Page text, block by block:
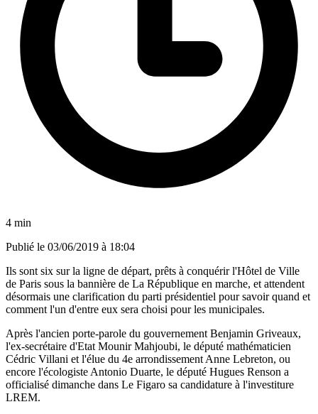
4 min
Publié le 03/06/2019 à 18:04
Ils sont six sur la ligne de départ, prêts à conquérir l'Hôtel de Ville
de Paris sous la bannière de La République en marche, et attendent
désormais une clarification du parti présidentiel pour savoir quand et
comment l'un d'entre eux sera choisi pour les municipales.
Après l'ancien porte-parole du gouvernement Benjamin Griveaux,
l'ex-secrétaire d'Etat Mounir Mahjoubi, le député mathématicien
Cédric Villani et l'élue du 4e arrondissement Anne Lebreton, ou
encore l'écologiste Antonio Duarte, le député Hugues Renson a
officialisé dimanche dans Le Figaro sa candidature à l'investiture
LREM.